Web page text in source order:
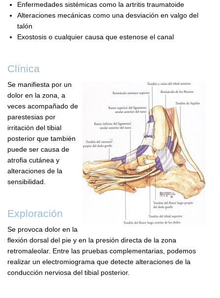
Enfermedades sistémicas como la artritis traumatoide
Alteraciones mecánicas como una desviación en valgo del
talón
Exostosis o cualquier causa que estenose el canal
Clínica
Se manifiesta por un
dolor en la zona, a
veces acompañado de
parestesias por
irritación del tibial
posterior que también
puede ser causa de
atrofia cutánea y
alteraciones de la
sensibilidad.
Exploración
Se provoca dolor en la
flexión dorsal del pie y en la presión directa de la zona
retromaleolar. Entre las pruebas complementarias, podemos
realizar un electromiograma que detecte alteraciones de la
conducción nerviosa del tibial posterior.